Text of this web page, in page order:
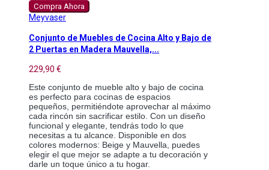
Compra Ahora
Meyvaser
Conjunto de Muebles de Cocina Alto y Bajo de
2 Puertas en Madera Mauvella,...
229,90 €
Este conjunto de mueble alto y bajo de cocina
es perfecto para cocinas de espacios
pequeños, permitiéndote aprovechar al máximo
cada rincón sin sacrificar estilo. Con un diseño
funcional y elegante, tendrás todo lo que
necesitas a tu alcance. Disponible en dos
colores modernos: Beige y Mauvella, puedes
elegir el que mejor se adapte a tu decoración y
darle un toque único a tu hogar.